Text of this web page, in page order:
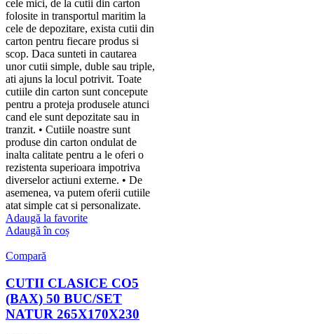
cele mici, de la cutii din carton
folosite in transportul maritim la
cele de depozitare, exista cutii din
carton pentru fiecare produs si
scop. Daca sunteti in cautarea
unor cutii simple, duble sau triple,
ati ajuns la locul potrivit. Toate
cutiile din carton sunt concepute
pentru a proteja produsele atunci
cand ele sunt depozitate sau in
tranzit. • Cutiile noastre sunt
produse din carton ondulat de
inalta calitate pentru a le oferi o
rezistenta superioara impotriva
diverselor actiuni externe. • De
asemenea, va putem oferii cutiile
atat simple cat si personalizate.
Adaugă la favorite
Adaugă în coș
Compară
CUTII CLASICE CO5
(BAX) 50 BUC/SET
NATUR 265X170X230